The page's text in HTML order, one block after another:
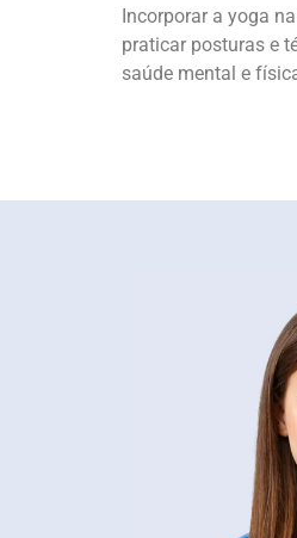
Incorporar a yoga
praticar posturas e
saúde mental e